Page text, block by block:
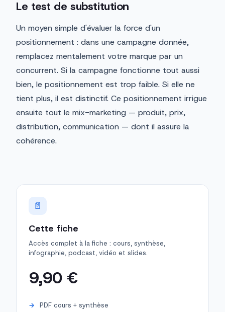
Le test de substitution
Un moyen simple d'évaluer la force d'un
positionnement : dans une campagne donnée,
remplacez mentalement votre marque par un
concurrent. Si la campagne fonctionne tout aussi
bien, le positionnement est trop faible. Si elle ne
tient plus, il est distinctif. Ce positionnement irrigue
ensuite tout le mix-marketing — produit, prix,
distribution, communication — dont il assure la
cohérence.
📄
Cette fiche
Accès complet à la fiche : cours, synthèse,
infographie, podcast, vidéo et slides.
9,90 €
PDF cours + synthèse